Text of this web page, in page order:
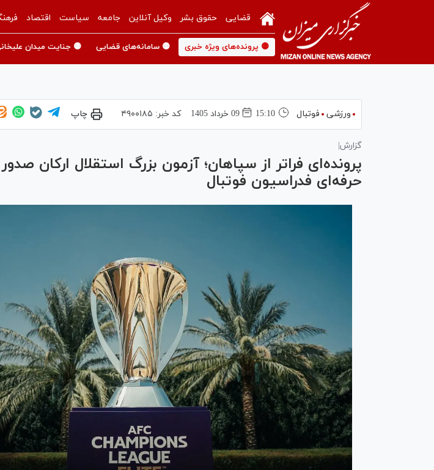
قضایی حقوق بشر وکیل آنلاین جامعه سیاست اقتصاد
🟡 پرونده‌های ویژه خبری 🟡 سامانه‌های قضایی 🟡 جنایت میدان
ورزشی فوتبال 15:10 09 خرداد 1405 کد خبر: ۴۹۰۰۱۸۵ چاپ
گزارش|
پرونده‌ای فراتر از سپاهان؛ آزمون بزرگ استقلال ارکان
حرفه‌ای فدراسیون فوتبال